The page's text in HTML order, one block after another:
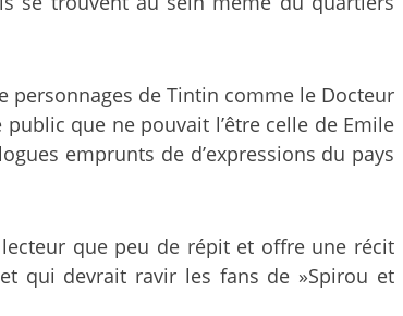
personnages de Tintin comme le Docteur
que ne pouvait l’être celle de Emile
emprunts de d’expressions du pays
que peu de répit et offre une récit
qui devrait ravir les fans de »Spirou et